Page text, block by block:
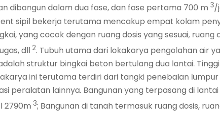
dibangun dalam dua fase, dan fase pertama 700 m 3/
sipil bekerja terutama mencakup empat kolam
yang cocok dengan ruang dosis yang sesuai, ruang
dll 2. Tubuh utama dari lokakarya pengolahan air
struktur bingkai beton bertulang dua lantai.
ini terutama terdiri dari tangki penebalan
peralatan lainnya. Bangunan yang terpasang di
2790m 3; Bangunan di tanah termasuk ruang dosis,